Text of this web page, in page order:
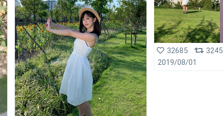
32685
3245
2019/08/01